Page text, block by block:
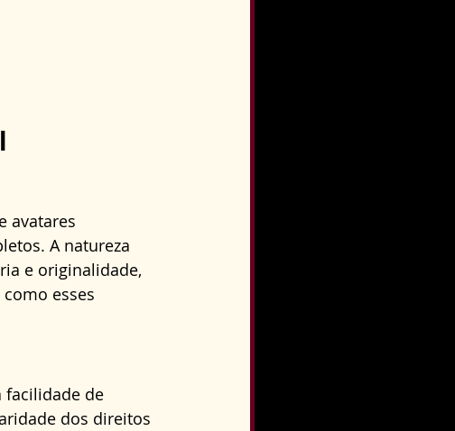
avatares
A natureza
e originalidade,
esses
facilidade de
dos direitos